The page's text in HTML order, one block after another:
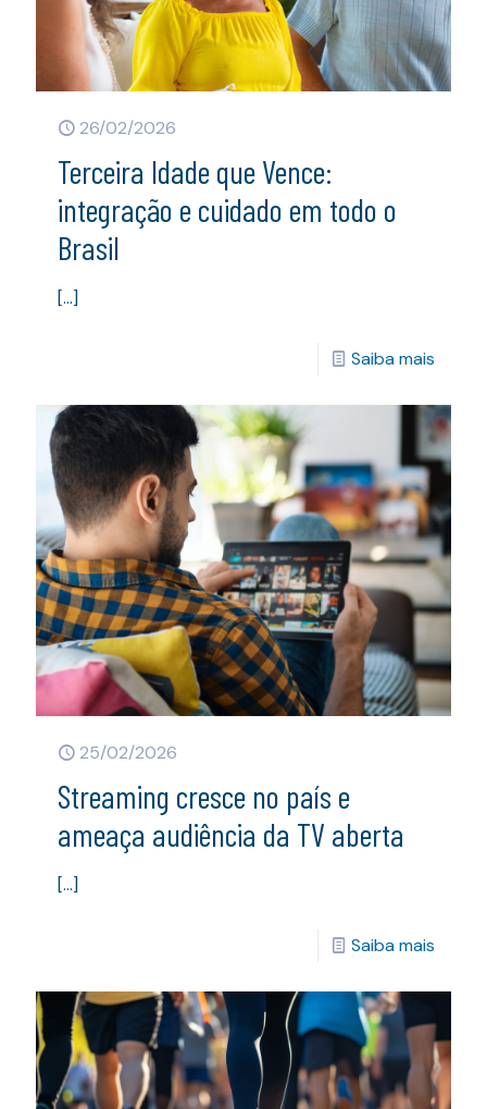
26/02/2026
Terceira Idade que Vence:
integração e cuidado em todo o
Brasil
[…]
Saiba mais
25/02/2026
Streaming cresce no país e
ameaça audiência da TV aberta
[…]
Saiba mais